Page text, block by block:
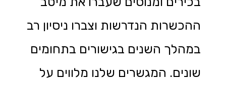
ההכשרות הנדרשות וצברו ניסיון רב
במהלך השנים בגישורים בתחומים
שונים. המגשרים שלנו מלווים על